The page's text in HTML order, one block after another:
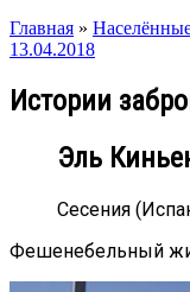
Главная »
13.04.2018
Истории
Эль
Сесения
Фешенебельный